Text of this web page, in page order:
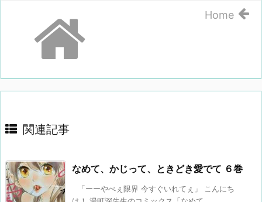
Home
関連記事
なめて、かじって、ときどき愛でて ６巻
「ーーやべぇ限界 今すぐいれてぇ」 こんにち